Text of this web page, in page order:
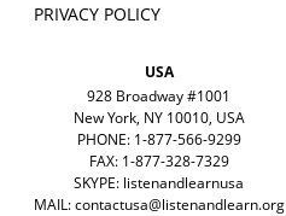
PRIVACY POLICY
USA
928 Broadway #1001
New York, NY 10010, USA
PHONE: 1-877-566-9299
FAX: 1-877-328-7329
SKYPE: listenandlearnusa
MAIL:contactusa@listenandlearn.org